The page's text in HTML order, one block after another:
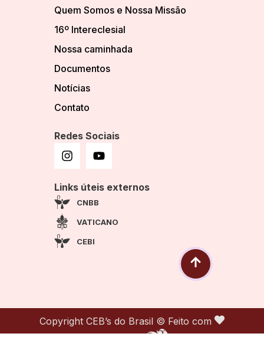
Quem Somos e Nossa Missão
16º Intereclesial
Nossa caminhada
Documentos
Notícias
Contato
Redes Sociais
Links úteis externos
CNBB
VATICANO
CEBI
Copyright CEB’s do Brasil © Feito com